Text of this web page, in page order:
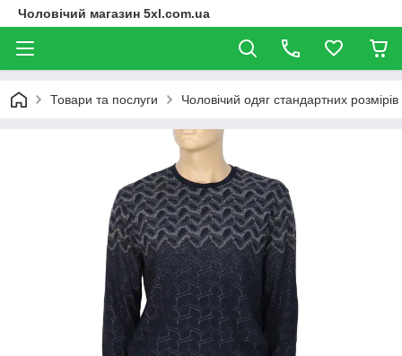
Чоловічий магазин 5xl.com.ua
Товари та послуги Чоловічий одяг стандартних розмірів